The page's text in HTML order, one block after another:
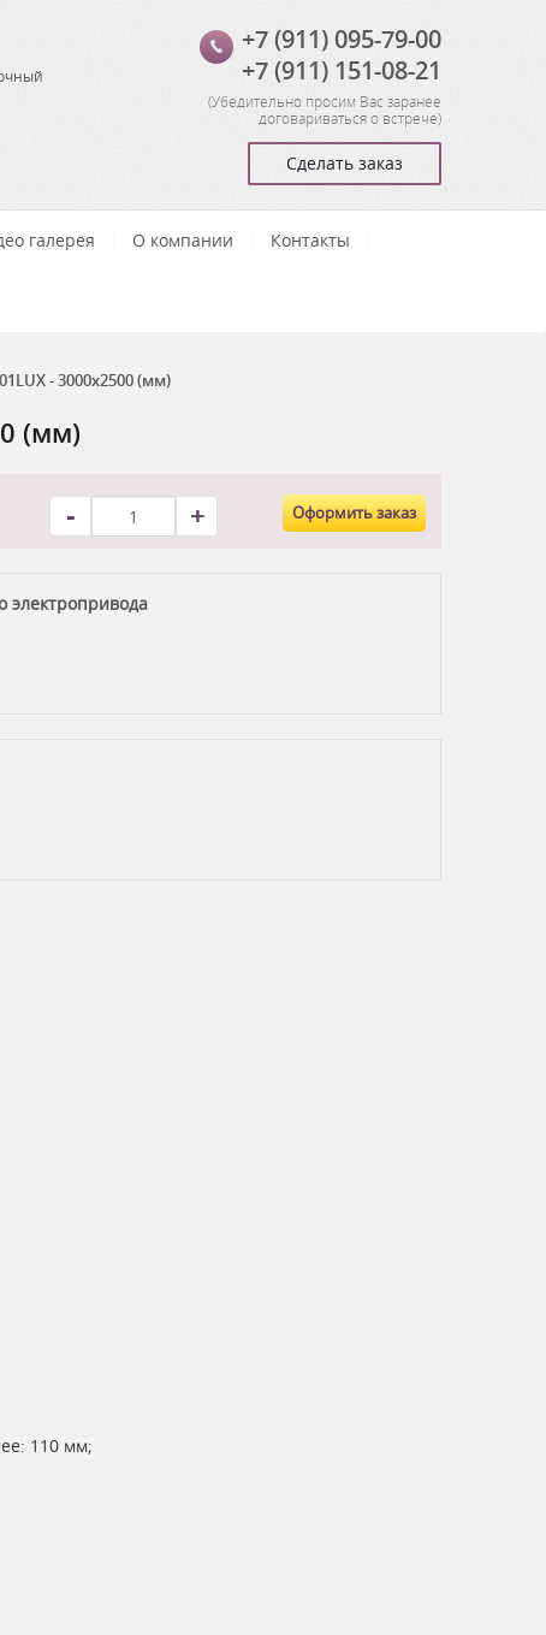
+7 (911) 095-79-00
+7 (911) 151-08-21
(Убедительно просим Вас заранее
договариваться о встрече)
Сделать заказ
галерея О компании Контакты
- 3000x2500 (мм)
(мм)
- + Оформить заказ
электропривода
110 мм;